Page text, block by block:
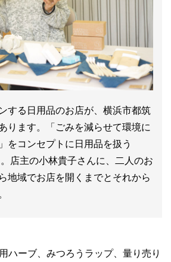
する日用品のお店が、横浜市都筑
ります。「ごみを減らせて環境に
をコンセプトに日用品を扱う
。店主の小林貴子さんに、二人のお
地域でお店を開くまでとそれから
ハーブ、みつろうラップ、量り売り